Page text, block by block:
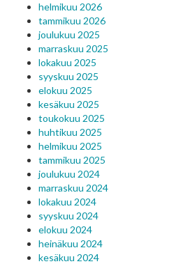
helmikuu 2026
tammikuu 2026
joulukuu 2025
marraskuu 2025
lokakuu 2025
syyskuu 2025
elokuu 2025
kesäkuu 2025
toukokuu 2025
huhtikuu 2025
helmikuu 2025
tammikuu 2025
joulukuu 2024
marraskuu 2024
lokakuu 2024
syyskuu 2024
elokuu 2024
heinäkuu 2024
kesäkuu 2024